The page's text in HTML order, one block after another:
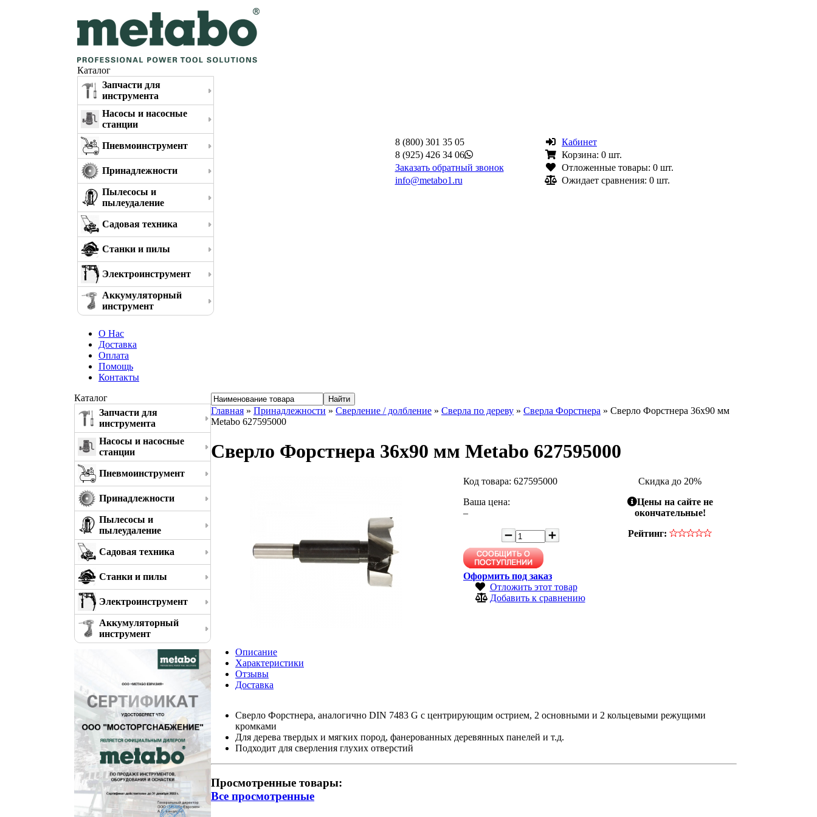
Каталог
Запчасти для
инструмента
Насосы и насосные
станции
Пневмоинструмент
Принадлежности
Пылесосы и
пылеудаление
Садовая техника
Станки и пилы
Электроинструмент
Аккумуляторный
инструмент
8 (800) 301 35 05
8 (925) 426 34 06
Заказать обратный звонок
info@metabo1.ru
Кабинет
Корзина: 0 шт.
Отложенные товары: 0 шт.
Ожидает сравнения: 0 шт.
О Нас
Доставка
Оплата
Помощь
Контакты
Каталог
Запчасти для
инструмента
Насосы и насосные
станции
Пневмоинструмент
Принадлежности
Пылесосы и
пылеудаление
Садовая техника
Станки и пилы
Электроинструмент
Аккумуляторный
инструмент
Главная » Принадлежности » Сверление / долбление » Сверла по дереву » Сверла Форстнера » Сверло Форстнера 36x90 мм
Metabo 627595000
Сверло Форстнера 36x90 мм Metabo 627595000
Код товара: 627595000
Ваша цена:
–
Оформить под заказ
Отложить этот товар
Добавить к сравнению
Скидка до 20%
Цены на сайте не
окончательные!
Рейтинг:
Описание
Характеристики
Отзывы
Доставка
Сверло Форстнера, аналогично DIN 7483 G с центрирующим острием, 2 основными и 2 кольцевыми режущими
кромками
Для дерева твердых и мягких пород, фанерованных деревянных панелей и т.д.
Подходит для сверления глухих отверстий
Просмотренные товары:
Все просмотренные